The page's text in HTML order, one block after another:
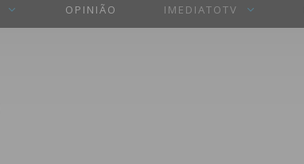
Senha
OPINIÃO IMEDIATOTV